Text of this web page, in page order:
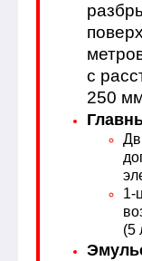
с
250
1-
(5